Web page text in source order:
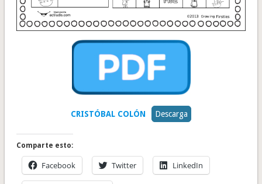
CRISTÓBAL COLÓN Descarga
Comparte esto:
Facebook Twitter LinkedIn